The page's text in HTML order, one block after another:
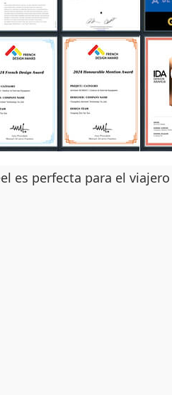
es perfecta para el